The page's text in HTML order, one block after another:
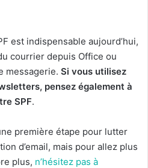
est indispensable aujourd’hui,
courrier depuis Office ou
messagerie. Si vous utilisez
pensez également à
SPF.
première étape pour lutter
d’email, mais pour allez plus
plus, n’hésitez pas à